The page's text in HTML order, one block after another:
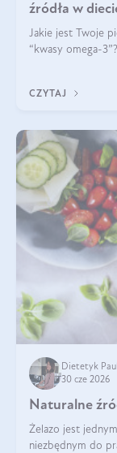
źródła w
Jakie jest Twoje
“kwasy omega-
EPA.
CZYTAJ
Dietetyk
30 cze 2026
Naturalne
Żelazo jest
niezbędnym do